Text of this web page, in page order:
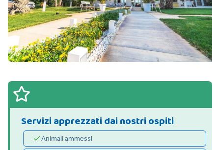
Servizi apprezzati dai nostri ospiti
Animali ammessi